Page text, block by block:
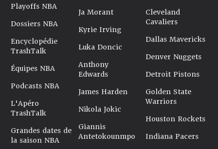
Playoffs NBA
Dossiers NBA
Encyclopédie
TrashTalk
Équipes NBA
Podcasts NBA
L'Apéro
TrashTalk
Grandes dates de
la saison NBA
Ja Morant
Kyrie Irving
Luka Doncic
Anthony
Edwards
James Harden
Nikola Jokic
Giannis
Antetokounmpo
Cleveland
Cavaliers
Dallas Mavericks
Denver Nuggets
Detroit Pistons
Golden State
Warriors
Houston Rockets
Indiana Pacers